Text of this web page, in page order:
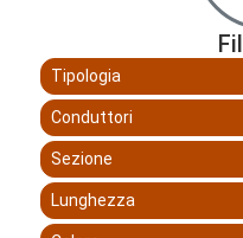
Tipologia
Conduttori
Sezione
Lunghezza